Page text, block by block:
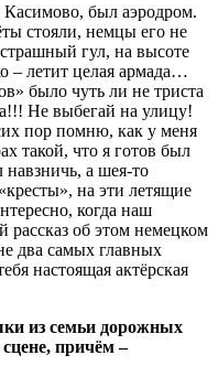
Касимово, был аэродром.
стояли, немцы его не
гул, на высоте
– летит целая армада…
было чуть ли не триста
Не выбегай на улицу!
пор помню, как у меня
такой, что я готов был
а шея-то
на эти летящие
когда наш
рассказ об этом немецком
два самых главных
настоящая актёрская
из семьи дорожных
причём –